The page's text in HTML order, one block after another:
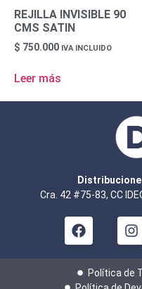
REJILLA INVISIBLE 90
CMS SATIN
$ 750.000 IVA INCLUIDO
Leer más
Cra. 42 #75-83, CC
Política de